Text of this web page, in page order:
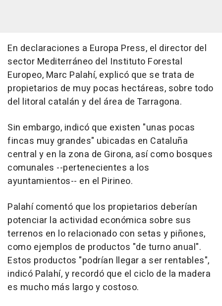
En declaraciones a Europa Press, el director del
sector Mediterráneo del Instituto Forestal
Europeo, Marc Palahí, explicó que se trata de
propietarios de muy pocas hectáreas, sobre todo
del litoral catalán y del área de Tarragona.
Sin embargo, indicó que existen "unas pocas
fincas muy grandes" ubicadas en Cataluña
central y en la zona de Girona, así como bosques
comunales --pertenecientes a los
ayuntamientos-- en el Pirineo.
Palahí comentó que los propietarios deberían
potenciar la actividad económica sobre sus
terrenos en lo relacionado con setas y piñones,
como ejemplos de productos "de turno anual".
Estos productos "podrían llegar a ser rentables",
indicó Palahí, y recordó que el ciclo de la madera
es mucho más largo y costoso.